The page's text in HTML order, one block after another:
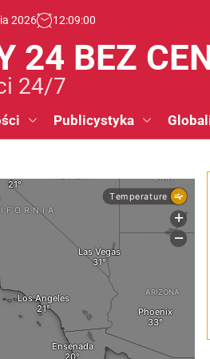
2026 12:09:01
24 BEZ
24/7
Publicystyka